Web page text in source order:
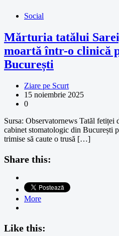
Social
Mărturia tatălui
moartă într-o clinică
București
Ziare pe Scurt
15 noiembrie 2025
0
Sursa: Observatornews Tatăl fetiței
cabinet stomatologic din București
trimise să caute o trusă […]
Share this:
More
Like this: